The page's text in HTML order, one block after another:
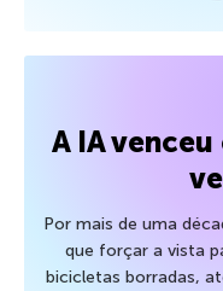
A IA
Por mais de uma
que forçar a vista
bicicletas borradas,